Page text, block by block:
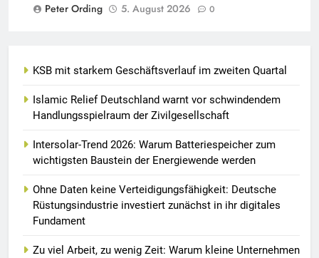
Peter Ording
5. August 2026 0
KSB mit starkem Geschäftsverlauf im zweiten Quartal
Islamic Relief Deutschland warnt vor schwindendem
Handlungsspielraum der Zivilgesellschaft
Intersolar-Trend 2026: Warum Batteriespeicher zum
wichtigsten Baustein der Energiewende werden
Ohne Daten keine Verteidigungsfähigkeit: Deutsche
Rüstungsindustrie investiert zunächst in ihr digitales
Fundament
Zu viel Arbeit, zu wenig Zeit: Warum kleine Unternehmen